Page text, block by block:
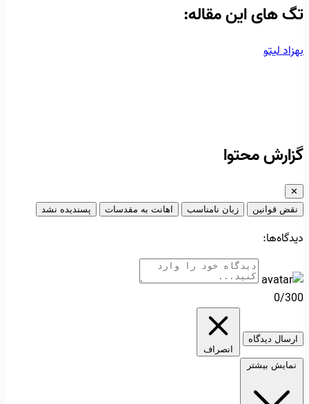
تگ‌ های این مقاله:
بهزاد لیتو
گزارش محتوا
✕
نقض قوانین
زبان نامناسب اهانت به مقدسات پسندیده نشد
دیدگاه‌ها:
0/300
ارسال دیدگاه
انصراف
نمایش بیشتر